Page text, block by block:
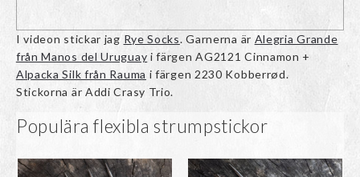
I videon stickar jag Rye Socks. Garnerna är Alegria Grande
från Manos del Uruguay i färgen AG2121 Cinnamon +
Alpacka Silk från Rauma i färgen 2230 Kobberrød.
Stickorna är Addi Crasy Trio.
Populära flexibla strumpstickor